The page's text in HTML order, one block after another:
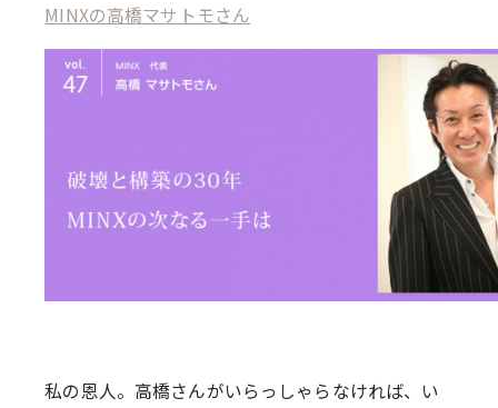
MINXの高橋マサトモさん
私の恩人。高橋さんがいらっしゃらなければ、い